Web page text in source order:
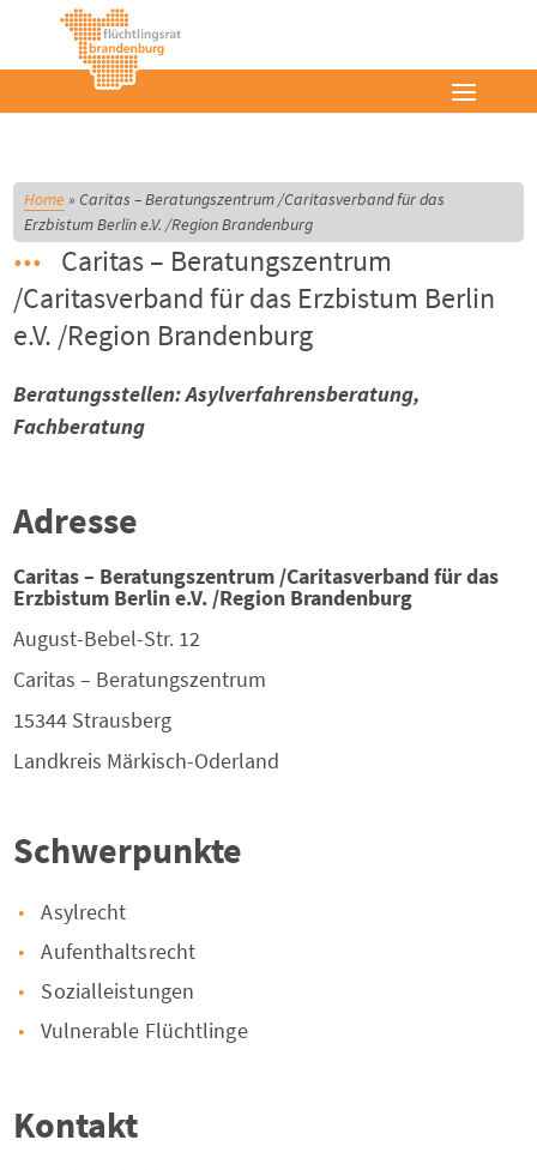
Home»Caritas – Beratungszentrum /Caritasverband für das
Erzbistum Berlin e.V. /Region Brandenburg
Caritas – Beratungszentrum
/Caritasverband für das Erzbistum Berlin
e.V. /Region Brandenburg
Beratungsstellen: Asylverfahrensberatung,
Fachberatung
Adresse
Caritas – Beratungszentrum /Caritasverband für das
Erzbistum Berlin e.V. /Region Brandenburg
August-Bebel-Str. 12
Caritas – Beratungszentrum
15344 Strausberg
Landkreis Märkisch-Oderland
Schwerpunkte
Asylrecht
Aufenthaltsrecht
Sozialleistungen
Vulnerable Flüchtlinge
Kontakt